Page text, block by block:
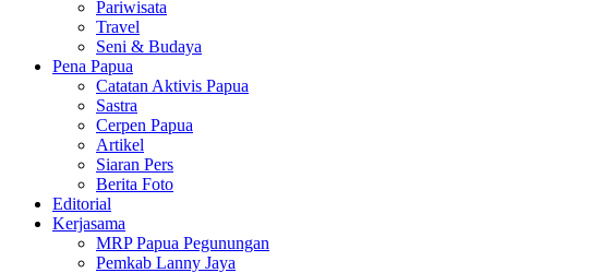
Pariwisata
Travel
Seni & Budaya
Pena Papua
Catatan Aktivis Papua
Sastra
Cerpen Papua
Artikel
Siaran Pers
Berita Foto
Editorial
Kerjasama
MRP Papua Pegunungan
Pemkab Lanny Jaya